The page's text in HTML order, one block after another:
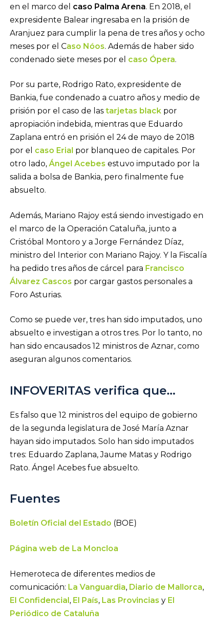
en el marco del caso Palma Arena. En 2018, el
expresidente Balear ingresaba en la prisión de
Aranjuez para cumplir la pena de tres años y ocho
meses por el Caso Nóos. Además de haber sido
condenado siete meses por el caso Ópera.
Por su parte, Rodrigo Rato, expresidente de
Bankia, fue condenado a cuatro años y medio de
prisión por el caso de las tarjetas black por
apropiación indebida, mientras que Eduardo
Zaplana entró en prisión el 24 de mayo de 2018
por el caso Erial por blanqueo de capitales. Por
otro lado, Ángel Acebes estuvo imputado por la
salida a bolsa de Bankia, pero finalmente fue
absuelto.
Además, Mariano Rajoy está siendo investigado en
el marco de la Operación Cataluña, junto a
Cristóbal Montoro y a Jorge Fernández Díaz,
ministro del Interior con Mariano Rajoy. Y la Fiscalía
ha pedido tres años de cárcel para Francisco
Álvarez Cascos por cargar gastos personales a
Foro Asturias.
Como se puede ver, tres han sido imputados, uno
absuelto e investigan a otros tres. Por lo tanto, no
han sido encausados 12 ministros de Aznar, como
aseguran algunos comentarios.
INFOVERITAS verifica que…
Es falso que 12 ministros del equipo de gobierno
de la segunda legislatura de José María Aznar
hayan sido imputados. Solo han sido imputados
tres: Eduardo Zaplana, Jaume Matas y Rodrigo
Rato. Ángel Acebes fue absuelto.
Fuentes
Boletín Oficial del Estado (BOE)
Página web de La Moncloa
Hemeroteca de diferentes medios de
comunicación: La Vanguardia, Diario de Mallorca,
El Confidencial, El País, Las Provincias y El
Periódico de Cataluña